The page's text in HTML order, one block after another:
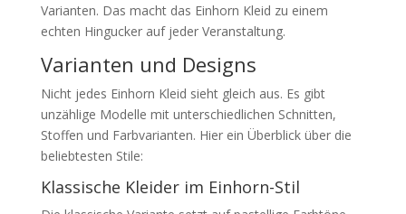
Varianten. Das macht das Einhorn Kleid zu einem
echten Hingucker auf jeder Veranstaltung.
Varianten und Designs
Nicht jedes Einhorn Kleid sieht gleich aus. Es gibt
unzählige Modelle mit unterschiedlichen Schnitten,
Stoffen und Farbvarianten. Hier ein Überblick über die
beliebtesten Stile:
Klassische Kleider im Einhorn-Stil